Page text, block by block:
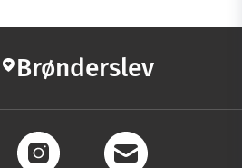
Brønderslev